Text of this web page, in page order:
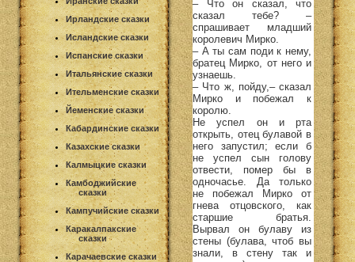
Ирландские сказки
Исландские сказки
Испанские сказки
Итальянские сказки
Ительменские сказки
Йеменские сказки
Кабардинские сказки
Казахские сказки
Калмыцкие сказки
Камбоджийские
сказки
Кампучийские сказки
Каракалпакские
сказки
Карачаевские сказки
– Что он сказал, что
сказал тебе? –
спрашивает младший
королевич Мирко.
– А ты сам поди к нему,
братец Мирко, от него и
узнаешь.
– Что ж, пойду,– сказал
Мирко и побежал к
королю.
Не успел он и рта
открыть, отец булавой в
него запустил; если б
не успел сын голову
отвести, помер бы в
одночасье. Да только
не побежал Мирко от
гнева отцовского, как
старшие братья.
Вырвал он булаву из
стены (булава, чтоб вы
знали, в стену так и